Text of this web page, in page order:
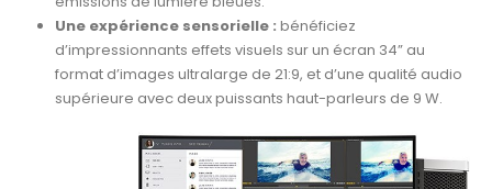
Une expérience sensorielle : bénéficiez
d’impressionnants effets visuels sur un écran 34” au
format d’images ultralarge de 21:9, et d’une qualité audio
supérieure avec deux puissants haut-parleurs de 9 W.